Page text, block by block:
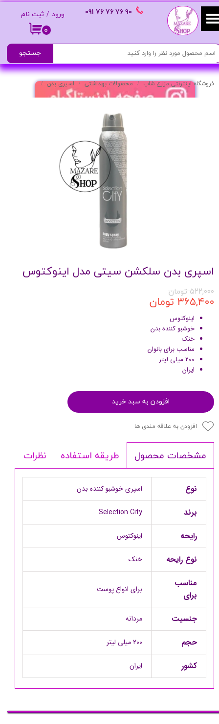
۰
ورود / ثبت نام
حساب کاربری من
تغییر گذر واژه
سفارشات
خروج از حساب کاربری
٩٠ ٧۶ ٧۶ ٧۶ ٠٩١
جستجو
فروشگاه اینترنتی مزارع شاپ محصولات بهداشتی اسپری بدن اسپری بدن
اسپری بدن سلکشن سیتی مدل اینوکتوس
۵۲۲,۰۰۰ تومان
۳۶۵,۴۰۰ تومان
اینوکتوس
خوشبو کننده بدن
خنک
مناسب برای بانوان
200 میلی لیتر
ایران
افزودن به سبد خرید
افزودن به علاقه مندی ها
مشخصات محصول طریقه استفاده نظرات
نوع اسپری خوشبو کننده بدن
برند Selection City
رایحه اینوکتوس
نوع رایحه خنک
مناسب
برای
برای انواع پوست
جنسیت مردانه
حجم 200 میلی لیتر
کشور ایران